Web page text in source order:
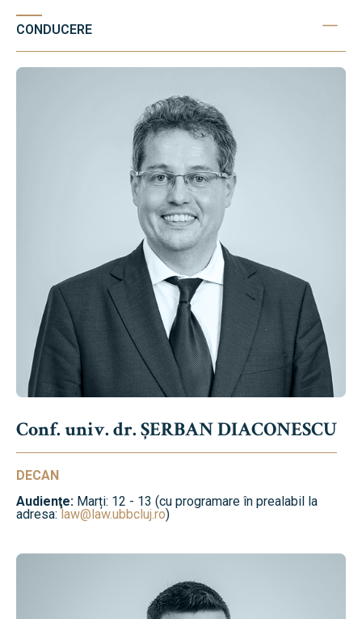
CONDUCERE
Conf. univ. dr. ȘERBAN DIACONESCU
DECAN
Audienţe: Marți: 12 - 13 (cu programare în prealabil la
adresa:law@law.ubbcluj.ro)